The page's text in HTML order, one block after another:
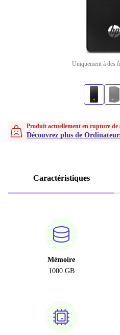
Uniquement à des
Produit actuellement en rupture de
Découvrez plus de
Caractéristiques
Mémoire
1000 GB